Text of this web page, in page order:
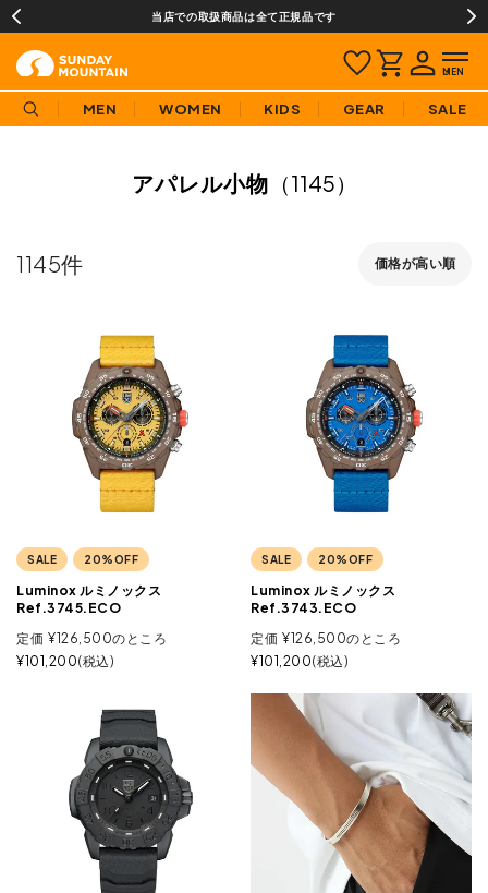
当店での取扱商品は全て正規品です
MEN WOMEN KIDS GEAR SALE
アパレル小物 （1145）
価格が高い順
1145
SALE 20%OFF
Luminox ルミノックス
Ref.3745.ECO
定価 ¥126,500のところ
¥101,200 税込
SALE 20%OFF
Luminox ルミノックス
Ref.3743.ECO
定価 ¥126,500のところ
¥101,200 税込